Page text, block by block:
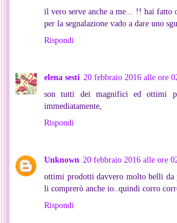
il vero serve anche a me... !! hai fatto
per la segnalazione vado a dare uno
Rispondi
elena sesti 20 febbraio 2016 alle ore
son tutti dei magnifici ed ottimi
immediatamente,
Rispondi
Unknown 20 febbraio 2016 alle ore
ottimi prodotti davvero molto belli da
li comprerò anche io..quindi corro
Rispondi